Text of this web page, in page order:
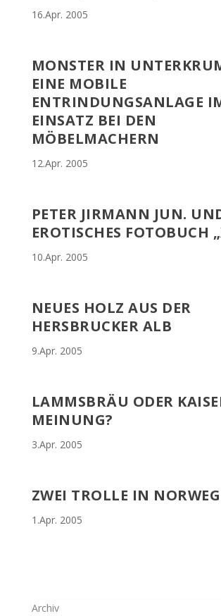
16.Apr. 2005
MONSTER IN
EINE MOBILE
ENTRINDUNGSANLAGE
EINSATZ BEI DEN
MÖBELMACHERN
12.Apr. 2005
PETER JIRMANN JUN.
EROTISCHES FOTOBUCH
10.Apr. 2005
NEUES HOLZ AUS DER
HERSBRUCKER ALB
9.Apr. 2005
LAMMSBRÄU ODER
MEINUNG?
3.Apr. 2005
ZWEI TROLLE IN
1.Apr. 2005
Archiv